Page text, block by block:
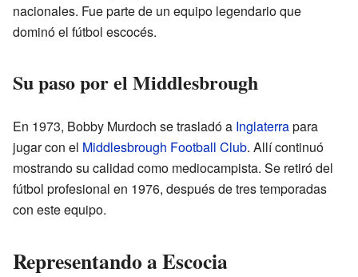
nacionales. Fue parte de un equipo legendario que
dominó el fútbol escocés.
Su paso por el Middlesbrough
En 1973, Bobby Murdoch se trasladó a Inglaterrapara
jugar con el Middlesbrough Football Club. Allí continuó
mostrando su calidad como mediocampista. Se retiró del
fútbol profesional en 1976, después de tres temporadas
con este equipo.
Representando a Escocia